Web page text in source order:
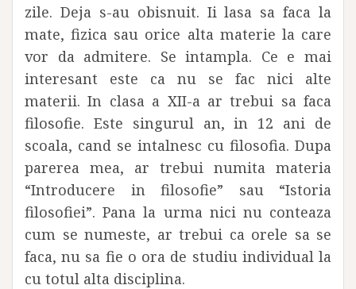
zile. Deja s-au obisnuit. Ii lasa sa faca la
mate, fizica sau orice alta materie la care
vor da admitere. Se intampla. Ce e mai
interesant este ca nu se fac nici alte
materii. In clasa a XII-a ar trebui sa faca
filosofie. Este singurul an, in 12 ani de
scoala, cand se intalnesc cu filosofia. Dupa
parerea mea, ar trebui numita materia
“Introducere in filosofie” sau “Istoria
filosofiei”. Pana la urma nici nu conteaza
cum se numeste, ar trebui ca orele sa se
faca, nu sa fie o ora de studiu individual la
cu totul alta disciplina.